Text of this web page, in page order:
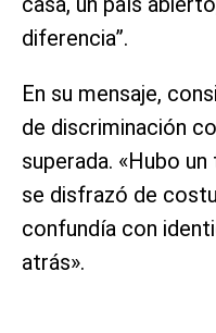
diferencia”.
En su mensaje,
de discriminación
superada. «Hubo
se disfrazó de
confundía con
atrás».